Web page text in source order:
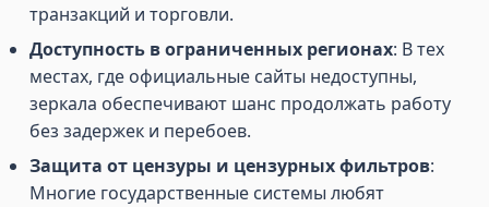
транзакций и торговли.
Доступность в ограниченных регионах: В тех
местах, где официальные сайты недоступны,
зеркала обеспечивают шанс продолжать работу
без задержек и перебоев.
Защита от цензуры и цензурных фильтров:
Многие государственные системы любят